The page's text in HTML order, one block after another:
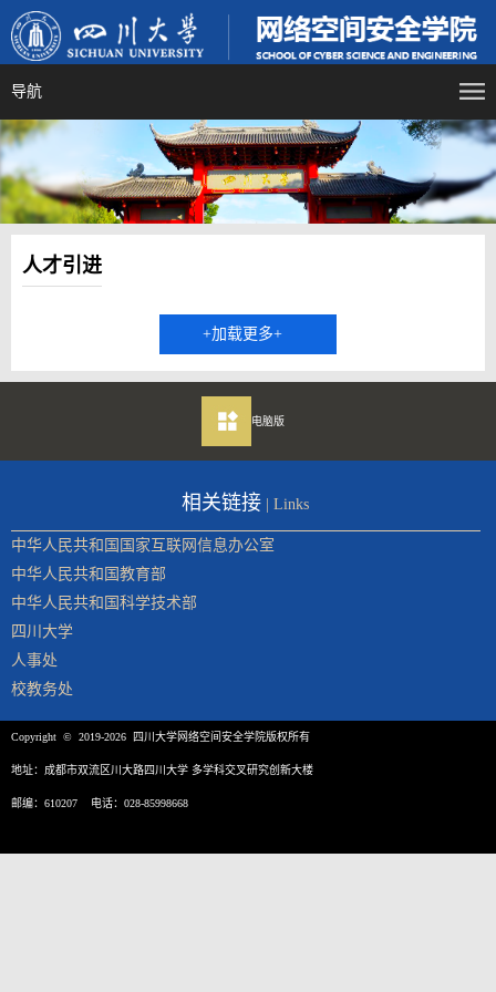
导航
人才引进
+加载更多+
电脑版
相关链接 | Links
中华人民共和国国家互联网信息办公室
中华人民共和国教育部
中华人民共和国科学技术部
四川大学
人事处
校教务处
Copyright © 2019-2026 四川大学网络空间安全学院版权所有
地址：成都市双流区川大路四川大学 多学科交叉研究创新大楼
邮编：610207 电话：028-85998668